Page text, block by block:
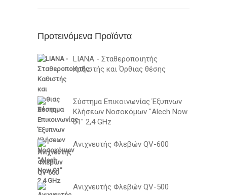
Προτεινόμενα Προϊόντα
LIANA - Σταθεροποιητής
Καθιστής και Όρθιας θέσης
Σύστημα Επικοινωνίας Έξυπνων
Κλήσεων Νοσοκόμων "Alech Now
01" 2,4 GHz
Ανιχνευτής Φλεβών QV-600
Ανιχνευτής Φλεβών QV-500